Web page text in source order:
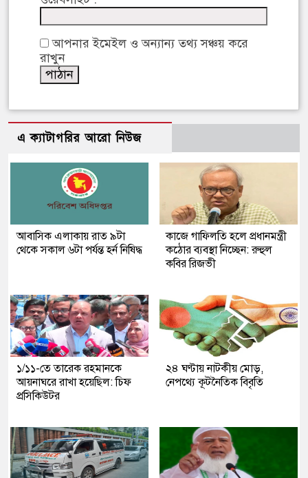
আপনার ইমেইল ও অন্যান্য তথ্য সঞ্চয় করে
রাখুন
এ ক্যাটাগরির আরো নিউজ
আবাসিক এলাকায় রাত ৯টা
থেকে সকাল ৬টা পর্যন্ত হর্ন নিষিদ্ধ
কাজে গাফিলতি হলে প্রধানমন্ত্রী
কঠোর ব্যবস্থা নিচ্ছেন: রুহুল
কবির রিজভী
১/১১-তে তারেক রহমানকে
আয়নাঘরে রাখা হয়েছিল: চিফ
প্রসিকিউটর
২৪ ঘণ্টায় নাটকীয় মোড়,
নেপথ্যে কূটনৈতিক বিবৃতি